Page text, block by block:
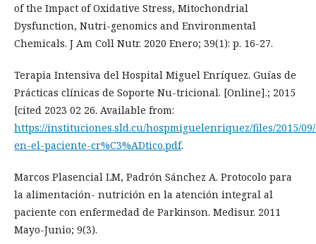
of the Impact of Oxidative Stress, Mitochondrial
Dysfunction, Nutri-genomics and Environmental
Chemicals. J Am Coll Nutr. 2020 Enero; 39(1): p. 16-27.
Terapia Intensiva del Hospital Miguel Enríquez. Guías de
Prácticas clínicas de Soporte Nu-tricional. [Online].; 2015
[cited 2023 02 26. Available from:
https://instituciones.sld.cu/hospmiguelenriquez/files/2015/
en-el-paciente-cr%C3%ADtico.pdf.
Marcos Plasencial LM, Padrón Sánchez A. Protocolo para
la alimentación- nutrición en la atención integral al
paciente con enfermedad de Parkinson. Medisur. 2011
Mayo-Junio; 9(3).